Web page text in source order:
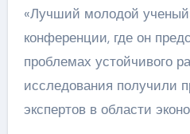
«Лучший молодой
конференции, где он
проблемах устойчивого
исследования получили
экспертов в области